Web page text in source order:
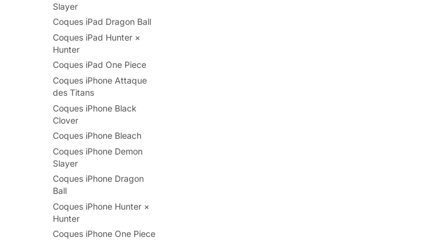
Slayer
Coques iPad Dragon Ball
Coques iPad Hunter ×
Hunter
Coques iPad One Piece
Coques iPhone Attaque
des Titans
Coques iPhone Black
Clover
Coques iPhone Bleach
Coques iPhone Demon
Slayer
Coques iPhone Dragon
Ball
Coques iPhone Hunter ×
Hunter
Coques iPhone One Piece